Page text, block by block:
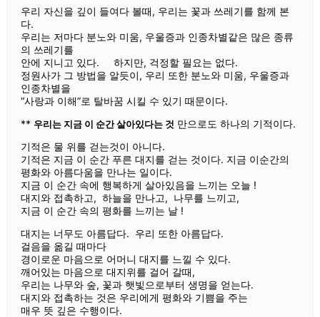
우리 자신을 깊이 들여다 볼때, 우리는 꽃과 쓰레기를 함께 본
다.
우리는 저마다 분노와 미움, 우울증과 인종차별같은 많은 종류
의 쓰레기를
안에 지니고 있다. 하지만, 걱정할 필요는 없다.
정원사가 그 방법을 알듯이, 우리 또한 분노와 미움, 우울증과
인종차별을
“사랑과 이해”로 탈바꿈 시킬 수 있기 때문이다.
** 우리는 지금 이 순간 살아있다는 것 만으로도 하나의 기적이다.
기적은 물 위를 걷는것이 아니다.
기적은 지금 이 순간 푸른 대지를 걷는 것이다. 지금 이순간의
평화와 아름다움을 만나는 일이다.
지금 이 순간 속에 행복하게 살아있음을 느끼는 오늘 !
대지와 접촉하고, 하늘을 만나고, 나무를 느끼고,
지금 이 순간 속의 평화를 느끼는 날 !
대지는 너무도 아름답다. 우리 또한 아름답다.
걸음을 옮길 때마다
경이로운 마음으로 어머니 대지를 느낄 수 있다.
깨어있는 마음으로 대지위를 걸어 갈때,
우리는 나무와 숲, 꽃과 햇빛으로부터 생명을 얻는다.
대지와 접촉하는 것은 우리에게 평화와 기쁨을 주는
매우 뜻 깊은 수행이다.